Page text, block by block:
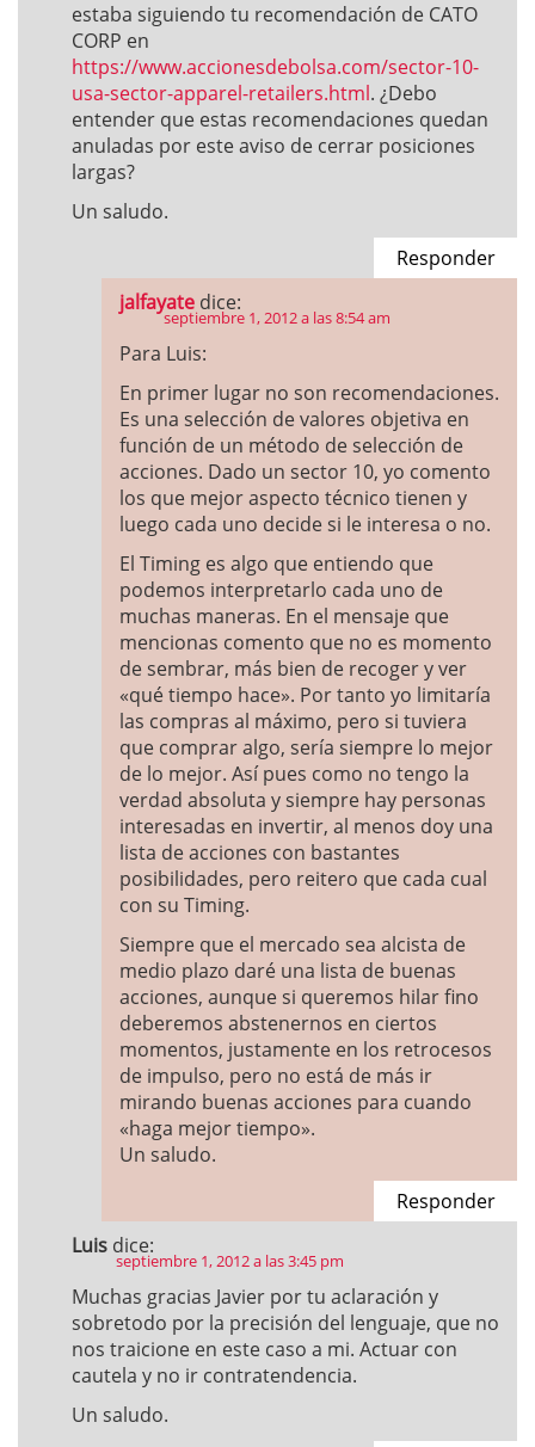
estaba siguiendo tu recomendación de CATO
CORP en
https://www.accionesdebolsa.com/sector-10-
usa-sector-apparel-retailers.html. ¿Debo
entender que estas recomendaciones quedan
anuladas por este aviso de cerrar posiciones
largas?
Un saludo.
Responder
jalfayate dice:
septiembre 1, 2012 a las 8:54 am
Para Luis:
En primer lugar no son recomendaciones.
Es una selección de valores objetiva en
función de un método de selección de
acciones. Dado un sector 10, yo comento
los que mejor aspecto técnico tienen y
luego cada uno decide si le interesa o no.
El Timing es algo que entiendo que
podemos interpretarlo cada uno de
muchas maneras. En el mensaje que
mencionas comento que no es momento
de sembrar, más bien de recoger y ver
«qué tiempo hace». Por tanto yo limitaría
las compras al máximo, pero si tuviera
que comprar algo, sería siempre lo mejor
de lo mejor. Así pues como no tengo la
verdad absoluta y siempre hay personas
interesadas en invertir, al menos doy una
lista de acciones con bastantes
posibilidades, pero reitero que cada cual
con su Timing.
Siempre que el mercado sea alcista de
medio plazo daré una lista de buenas
acciones, aunque si queremos hilar fino
deberemos abstenernos en ciertos
momentos, justamente en los retrocesos
de impulso, pero no está de más ir
mirando buenas acciones para cuando
«haga mejor tiempo».
Un saludo.
Responder
Luis dice:
septiembre 1, 2012 a las 3:45 pm
Muchas gracias Javier por tu aclaración y
sobretodo por la precisión del lenguaje, que no
nos traicione en este caso a mi. Actuar con
cautela y no ir contratendencia.
Un saludo.